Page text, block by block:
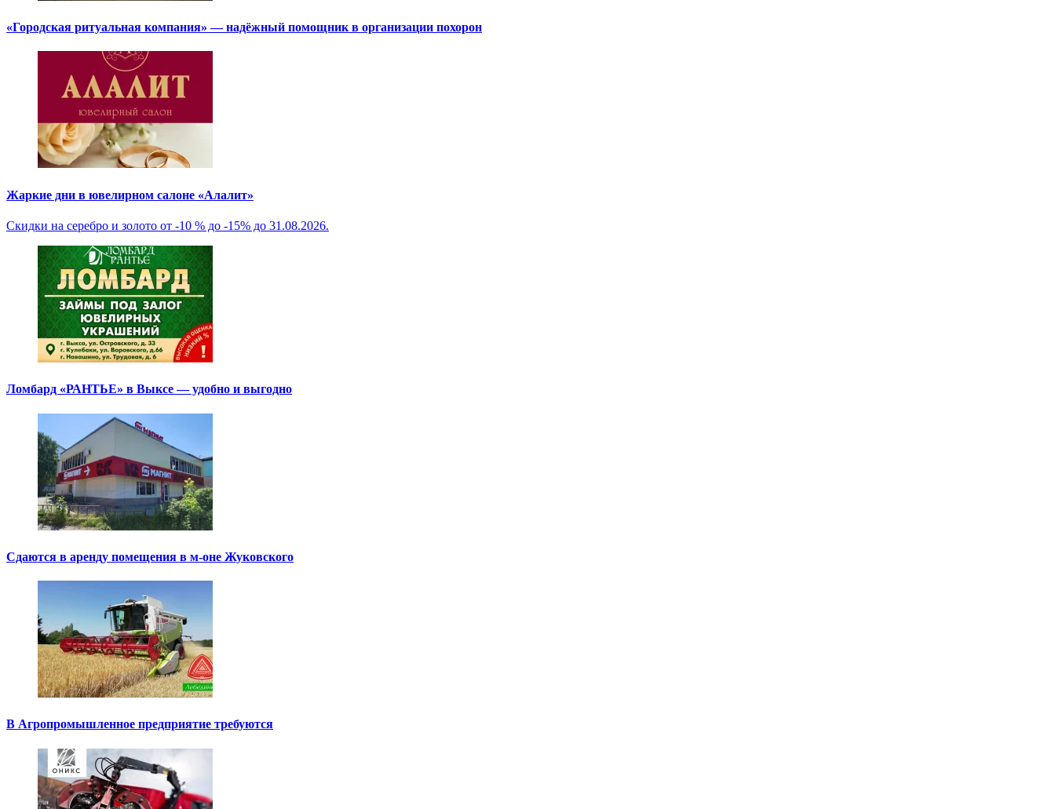
«Городская ритуальная компания» — надёжный помощник в организации похорон
Жаркие дни в ювелирном салоне «Алалит»
Скидки на серебро и золото от -10 % до -15% до 31.08.2026.
Ломбард «РАНТЬЕ» в Выксе — удобно и выгодно
Сдаются в аренду помещения в м-оне Жуковского
В Агропромышленное предприятие требуются